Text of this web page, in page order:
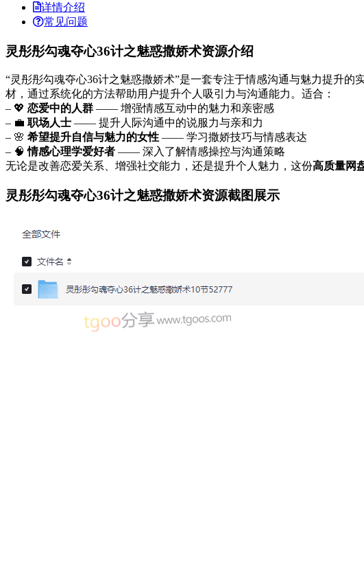
详情介绍
常见问题
灵彤彤勾魂夺心36计之魅惑撒娇术资源介绍
“灵彤彤勾魂夺心36计之魅惑撒娇术”是一套专注于情感沟通与魅力提升的
材，通过系统化的方法帮助用户提升个人吸引力与沟通能力。适合：
– 💖 恋爱中的人群 —— 增强情感互动中的魅力和亲密感
– 💼 职场人士 —— 提升人际沟通中的说服力与亲和力
– 🌸 希望提升自信与魅力的女性 —— 学习撒娇技巧与情感表达
– 🧠情感心理学爱好者 —— 深入了解情感操控与沟通策略
无论是改善恋爱关系、增强社交能力，还是提升个人魅力，这份高质量网
灵彤彤勾魂夺心36计之魅惑撒娇术资源截图展示